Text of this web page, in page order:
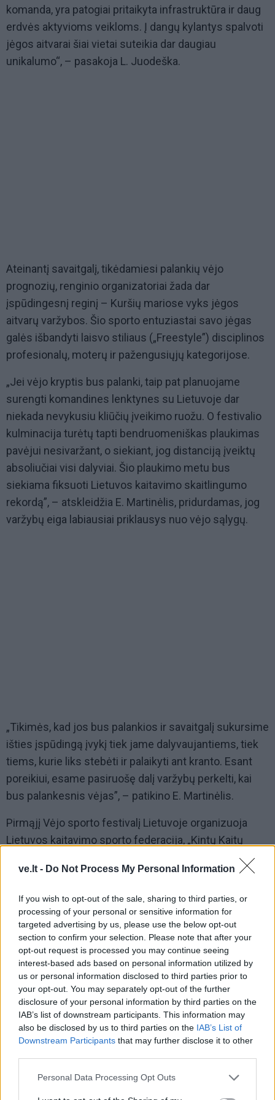
ve.lt - Do Not Process My Personal Information
If you wish to opt-out of the sale, sharing to third parties, or
processing of your personal or sensitive information for
targeted advertising by us, please use the below opt-out
section to confirm your selection. Please note that after your
opt-out request is processed you may continue seeing
interest-based ads based on personal information utilized by
us or personal information disclosed to third parties prior to
your opt-out. You may separately opt-out of the further
disclosure of your personal information by third parties on the
IAB’s list of downstream participants. This information may
also be disclosed by us to third parties on the IAB’s List of
Downstream Participants that may further disclose it to other
Personal Data Processing Opt Outs
komanda, yra patogiai pritaikyta infrastruktūra ir daug
erdvės aktyvioms veikloms. Į dangų kylantys spalvoti
jėgos aitvarai šiai vietai suteikia dar daugiau
unikalumo“, – pasakoja L. Juodeška.
Ateinantį savaitgalį, tikėdamiesi palankių vėjo
prognozių, renginio organizatoriai žada dar
įspūdingesnį reginį – Kuršių mariose vyks jėgos
aitvarų varžybos. Šio sporto entuziastai savo jėgas
galės išbandyti laisvo stiliaus („Freestyle”) disciplinos
profesionalų, moterų ir pažengusiųjų kategorijose.
„Jei vėjo kryptis bus palanki, taip pat planuojame
surengti komandines lenktynes su Lietuvoje dar
niekada nevykusiu kliūčių įveikimo ruožu. O festivalio
kulminacija turėtų tapti bendruomeniškas plaukimas
pavėjui nesivaržant, o siekiant, jog distanciją įveiktų
absoliučiai visi dalyviai. Šio plaukimo metu bus
siekiama fiksuoti Lietuvos kaitavimo skaitlingumo
rekordą”, – atskleidžia E. Martinėlis, pridurdamas, jog
varžybų eiga labiausiai priklausys nuo vėjo sąlygų.
„Tikimės, kad jos bus palankios ir savaitgalį sukursime
išties įspūdingą įvykį tiek jame dalyvaujantiems, tiek
tiems, kurie liks stebėti ir palaikyti ant kranto. Esant
poreikiui, esame pasiruošę dalį varžybų perkelti, kai
bus palankesnis vėjas”, – patikino E. Martinėlis.
Pirmąjį Vėjo sporto festivalį Lietuvoje organizuoja
Lietuvos kaitavimo sporto federacija, „Kintų Kaitų
Klubas“, „WindTrain“, „JūraSpot“. Projektas bendrai
finansuojamas Sporto rėmimo fondo lėšomis, kurį
fondas. Daugiau informacijos apie renginį galite rasti
čia.
Į Klaipėdą iš emigracijos
grįžusi Karina Kučinskienė
įvardijo didžiausią savo
Jūros šventę anksčiau
puošęs Anatolijus
Klemencovas: gal jau